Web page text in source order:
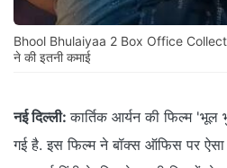
Bhool Bhulaiyaa 2 Box Office
ने की इतनी कमाई
नई दिल्ली: कार्तिक आर्यन की फिल्म
गई है. इस फिल्म ने बॉक्स ऑफिस पर